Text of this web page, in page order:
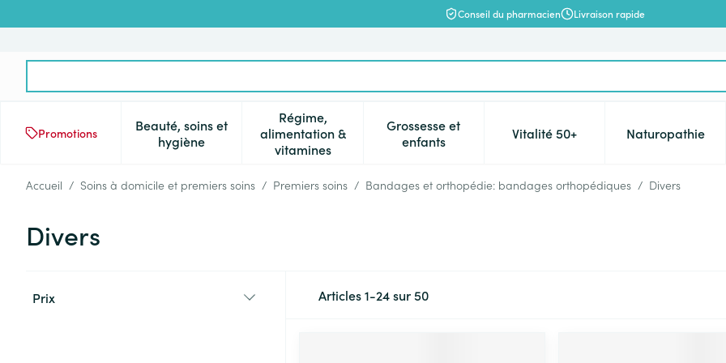
Conseil du pharmacien Livraison rapide
Promotions
Beauté, soins et
hygièneAfficher le sous-menu pour la catégorie Beauté, soins et hygiène
Régime,
alimentation &
vitamines
Afficher le sous-menu pour la catégorie Régime, alimentation &
Grossesse et
enfantsAfficher le sous-menu pour la catégorie Grossesse
Vitalité 50+Afficher le sous-menu pour la
Naturopathie
Afficher
Accueil / Soins à domicile et premiers soins / Premiers soins / Bandages et orthopédie: bandages orthopédiques / Divers
Divers
Prix
Articles1-24sur50